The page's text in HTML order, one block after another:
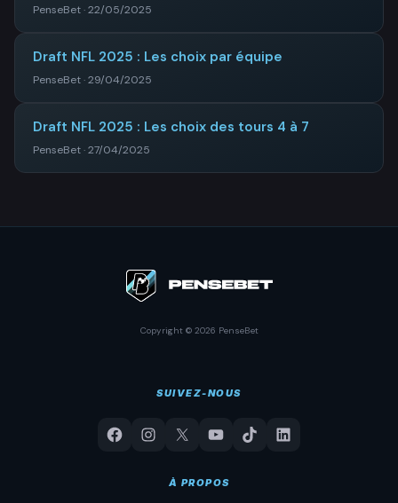
PenseBet · 22/05/2025
Draft NFL 2025 : Les choix par équipe
PenseBet · 29/04/2025
Draft NFL 2025 : Les choix des tours 4 à 7
PenseBet · 27/04/2025
Copyright © 2026 PenseBet
SUIVEZ-NOUS
À PROPOS